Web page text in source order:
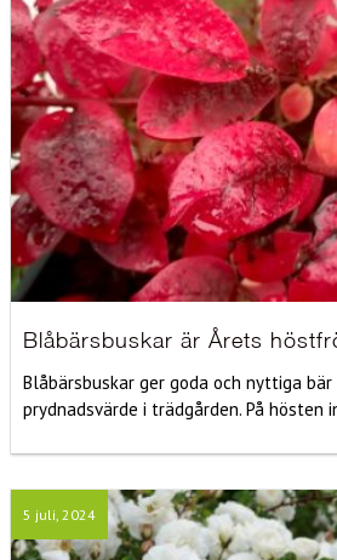
Blåbärsbuskar är Årets
Blåbärsbuskar ger goda och nyttiga
prydnadsvärde i trädgården. På hösten
5 juli, 2024